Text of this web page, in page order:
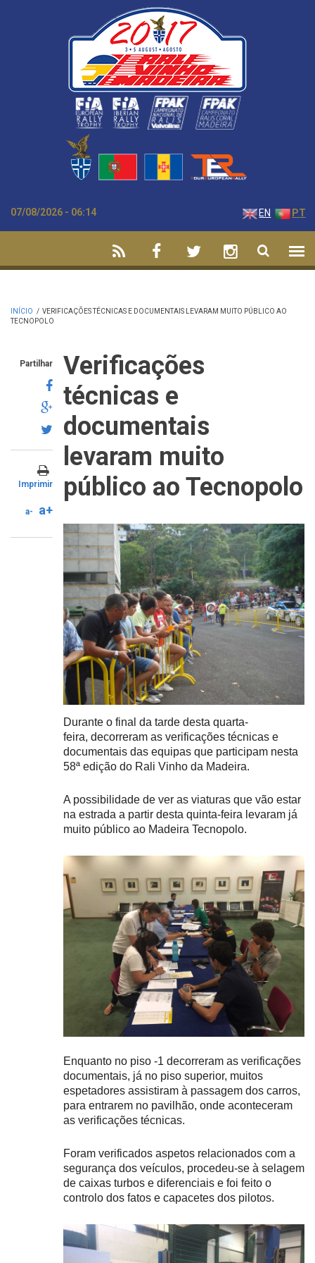
Passar para o conteúdo principal
07/08/2026 - 06:14 EN PT
INÍCIO / VERIFICAÇÕES TÉCNICAS E DOCUMENTAIS LEVARAM MUITO PÚBLICO AO
TECNOPOLO
Partilhar
Imprimir
a- a+
Verificações
técnicas e
documentais
levaram muito
público ao Tecnopolo
Durante o final da tarde desta quarta-
feira, decorreram as verificações técnicas e
documentais das equipas que participam nesta
58ª edição do Rali Vinho da Madeira.
A possibilidade de ver as viaturas que vão estar
na estrada a partir desta quinta-feira levaram já
muito público ao Madeira Tecnopolo.
Enquanto no piso -1 decorreram as verificações
documentais, já no piso superior, muitos
espetadores assistiram à passagem dos carros,
para entrarem no pavilhão, onde aconteceram
as verificações técnicas.
Foram verificados aspetos relacionados com a
segurança dos veículos, procedeu-se à selagem
de caixas turbos e diferenciais e foi feito o
controlo dos fatos e capacetes dos pilotos.